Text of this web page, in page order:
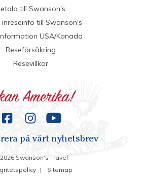
till Swanson's
inreseinfo till Swanson's
USA/Kanada
Reseförsäkring
Resevillkor
på vårt nyhetsbrev
2026 Swanson's Travel
| Sitemap